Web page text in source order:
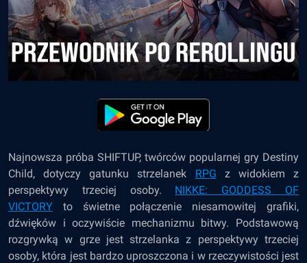
Najnowsza próba SHIFTUP, twórców popularnej gry Destiny
Child, dotyczy gatunku strzelanek RPG z widokiem z
perspektywy trzeciej osoby. NIKKE: GODDESS OF
VICTORY to świetne połączenie niesamowitej grafiki,
dźwięków i oczywiście mechanizmu bitwy. Podstawową
rozgrywką w grze jest strzelanka z perspektywy trzeciej
osoby, która jest bardzo uproszczona i w rzeczywistości jest